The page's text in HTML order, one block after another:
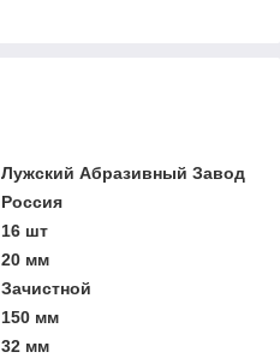
Лужский Абразивный Завод
Россия
16 шт
20 мм
Зачистной
150 мм
32 мм